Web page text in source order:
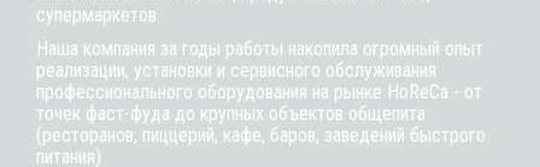
супермаркетов.
Наша компания за годы работы накопила огромный опыт
реализации, установки и сервисного обслуживания
профессионального оборудования на рынке HoReCa - от
точек фаст-фуда до крупных объектов общепита
(ресторанов, пиццерий, кафе, баров, заведений быстрого
питания)